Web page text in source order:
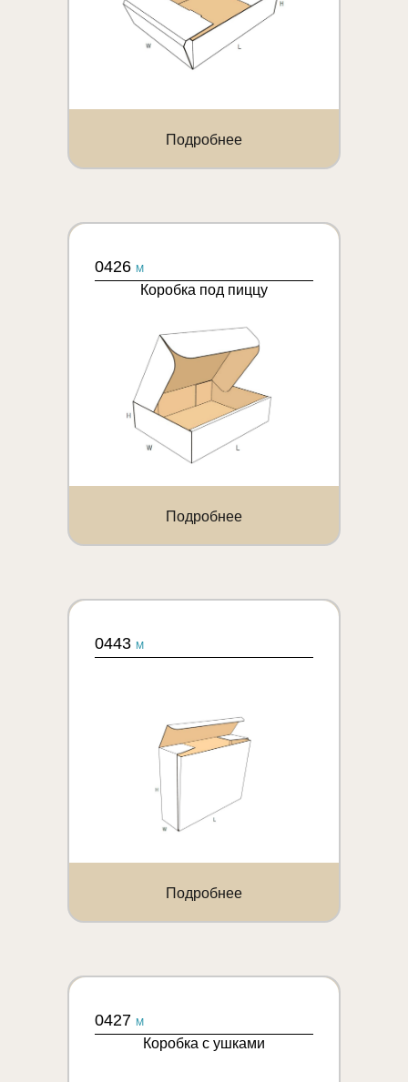
Подробнее
0426 M
Коробка под пиццу
Подробнее
0443 M
Подробнее
0427 M
Коробка с ушками